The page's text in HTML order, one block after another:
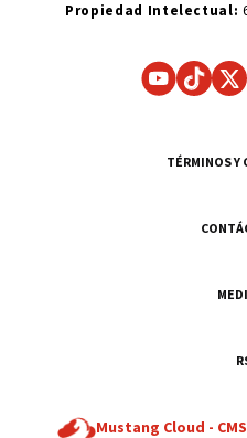
Propiedad Intelectual:
TÉRMINOS Y
Mustang Cloud -